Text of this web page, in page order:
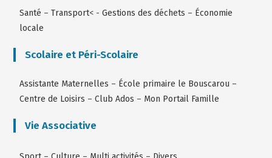
Santé –Transport< -Gestions des déchets – Économie
locale
Scolaire et Péri-Scolaire
Assistante Maternelles – École primaire le Bouscarou –
Centre de Loisirs –Club Ados – Mon Portail Famille
Vie Associative